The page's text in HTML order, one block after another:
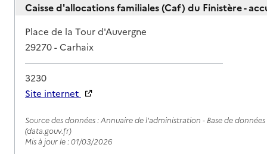
Caisse d'allocations familiales (Caf) du Finistère -
Adresse
Place de la Tour d'Auvergne
29270-Carhaix
3230
Site internet
Source des données : Annuaire de l'administration - Base de
(data.gouv.fr)
Mis à jour le : 01/03/2026